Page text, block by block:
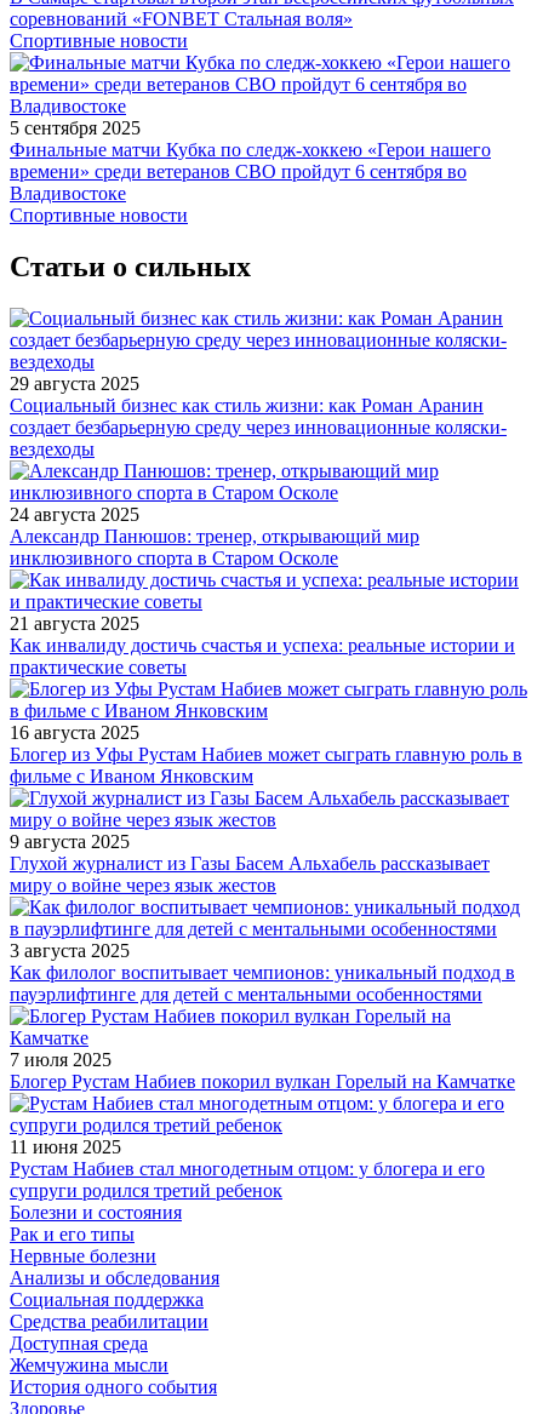
соревнований «FONBET Стальная воля»
Спортивные новости
5 сентября 2025
Финальные матчи Кубка по следж-хоккею «Герои нашего
времени» среди ветеранов СВО пройдут 6 сентября во
Владивостоке
Спортивные новости
Статьи о сильных
29 августа 2025
Социальный бизнес как стиль жизни: как Роман Аранин
создает безбарьерную среду через инновационные коляски-
вездеходы
24 августа 2025
Александр Панюшов: тренер, открывающий мир
инклюзивного спорта в Старом Осколе
21 августа 2025
Как инвалиду достичь счастья и успеха: реальные истории и
практические советы
16 августа 2025
Блогер из Уфы Рустам Набиев может сыграть главную роль в
фильме с Иваном Янковским
9 августа 2025
Глухой журналист из Газы Басем Альхабель рассказывает
миру о войне через язык жестов
3 августа 2025
Как филолог воспитывает чемпионов: уникальный подход в
пауэрлифтинге для детей с ментальными особенностями
7 июля 2025
Блогер Рустам Набиев покорил вулкан Горелый на Камчатке
11 июня 2025
Рустам Набиев стал многодетным отцом: у блогера и его
супруги родился третий ребенок
Болезни и состояния
Рак и его типы
Нервные болезни
Анализы и обследования
Социальная поддержка
Средства реабилитации
Доступная среда
Жемчужина мысли
История одного события
Здоровье